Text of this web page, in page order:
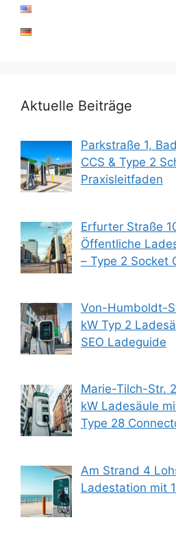
Aktuelle Beiträge
Parkstraße 1,
CCS & Type 2
Praxisleitfaden
Erfurter Straße
Öffentliche
– Type 2 Socket
Von-Humboldt-
kW Typ 2
SEO Ladeguide
Marie-Tilch-Str.
kW Ladesäule
Type 28
Am Strand 4
Ladestation mit